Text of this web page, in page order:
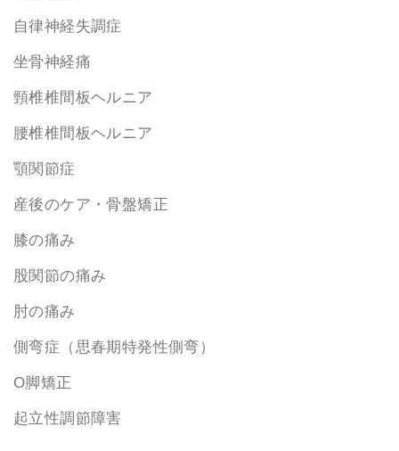
自律神経失調症
坐骨神経痛
頸椎椎間板ヘルニア
腰椎椎間板ヘルニア
顎関節症
産後のケア・骨盤矯正
膝の痛み
股関節の痛み
肘の痛み
側弯症（思春期特発性側弯）
O脚矯正
起立性調節障害